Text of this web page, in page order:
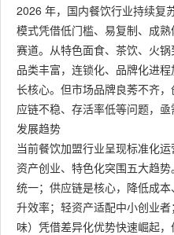
2026 年，国内餐饮行业持续复
模式凭借低门槛、易复制、成
赛道。从特色面食、茶饮、火
品类丰富，连锁化、品牌化进
长核心。但市场品牌良莠不齐
应链不稳、存活率低等问题，亟
发展趋势
当前餐饮加盟行业呈现标准化
资产创业、特色化突围五大趋
统一；供应链是核心，降低成
升效率；轻资产适配中小创业
味）凭借差异化优势快速崛起